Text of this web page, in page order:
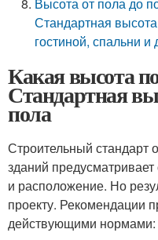
Стандартная
гостиной, спальни и
Какая высота
Стандартная
пола
Строительный стандарт
зданий
и расположение. Но
проекту. Рекомендации
действующими нормами: